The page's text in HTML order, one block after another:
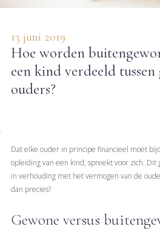
13 juni 2019
Hoe worden
een kind verdeeld tussen
ouders?
Dat elke ouder in principe financieel moet
opleiding van een kind, spreekt voor zich.
in verhouding met het vermogen van de
dan precies?
Gewone versus